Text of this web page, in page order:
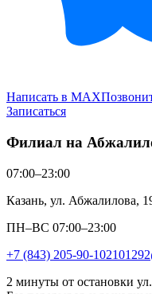
Написать в MAX
Записаться
Филиал на
07:00–23:00
Казань, ул. Абжалилова,
ПН–ВС 07:00–23:00
+7 (843) 205-90-10
2 минуты от остановки